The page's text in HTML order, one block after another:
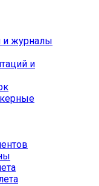
и журналы
и